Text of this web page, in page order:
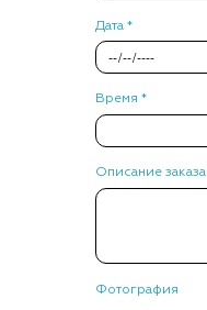
Дата *
Время *
Описание заказа
Фотография